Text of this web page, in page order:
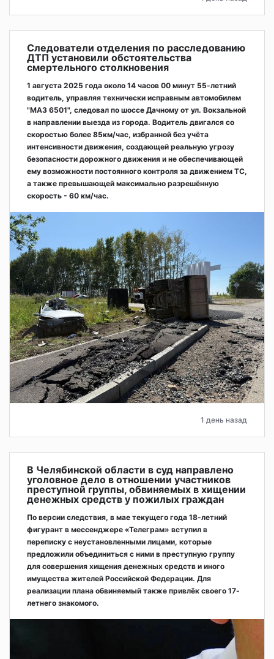
Следователи отделения по расследованию
ДТП установили обстоятельства
смертельного столкновения
1 августа 2025 года около 14 часов 00 минут 55-летний
водитель, управляя технически исправным автомобилем
"МАЗ 6501", следовал по шоссе Дачному от ул. Вокзальной
в направлении выезда из города. Водитель двигался со
скоростью более 85км/час, избранной без учёта
интенсивности движения, создающей реальную угрозу
безопасности дорожного движения и не обеспечивающей
ему возможности постоянного контроля за движением ТС,
а также превышающей максимально разрешённую
скорость - 60 км/час.
1 день назад
В Челябинской области в суд направлено
уголовное дело в отношении участников
преступной группы, обвиняемых в хищении
денежных средств у пожилых граждан
По версии следствия, в мае текущего года 18-летний
фигурант в мессенджере «Телеграм» вступил в
переписку с неустановленными лицами, которые
предложили объединиться с ними в преступную группу
для совершения хищения денежных средств и иного
имущества жителей Российской Федерации. Для
реализации плана обвиняемый также привлёк своего 17-
летнего знакомого.